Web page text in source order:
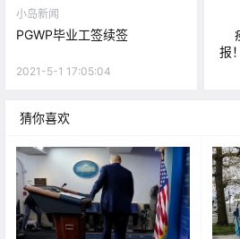
小岛新闻
PGWP毕业工签续签
2021-5-1 17:05:04
报
猜你喜欢